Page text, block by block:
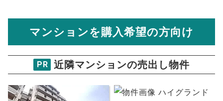
物件価格
万円
ご希望の
年
CLUB STYLE和白駅前シーサイド
試算条件 75㎡・6階
マンションを購入希望の方向け
PR 近隣マンションの売出し物件